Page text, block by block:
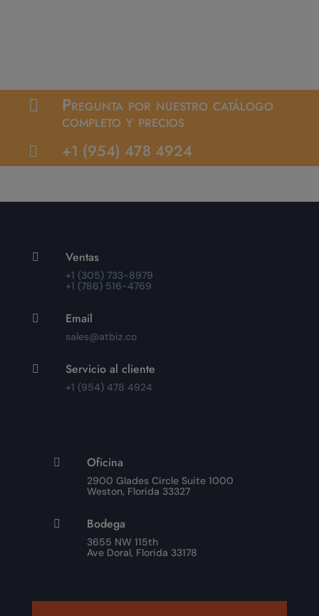
 Pregunta por nuestro catálogo
completo y precios
 +1 (954) 478 4924
 Ventas
+1 (305) 733-8979
+1 (786) 516-4769
 Email
sales@atbiz.co
 Servicio al cliente
+1 (954) 478 4924
 Oficina
2900 Glades Circle Suite 1000
Weston, Florida 33327
 Bodega
3655 NW 115th
Ave Doral, Florida 33178